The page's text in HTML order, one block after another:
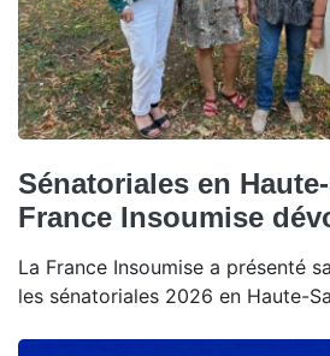
Sénatoriales en
France Insoumise
La France Insoumise a présenté
les sénatoriales 2026 en Haute-